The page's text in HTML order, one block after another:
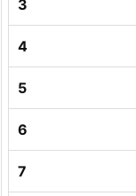
3
4
5
6
7